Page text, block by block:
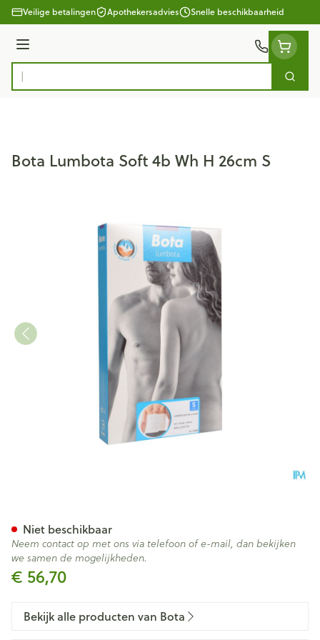
Ga naar de inhoud
Veilige betalingen Apothekersadvies Snelle beschikbaarheid
Menu
Product, merk, categorie...
Zoek
Bota Lumbota Soft 4b Wh H 26cm S
€ 56,70
Niet beschikbaar
Neem contact op met ons via telefoon of e-mail, dan bekijken
we samen de mogelijkheden.
Bekijk alle producten van Bota